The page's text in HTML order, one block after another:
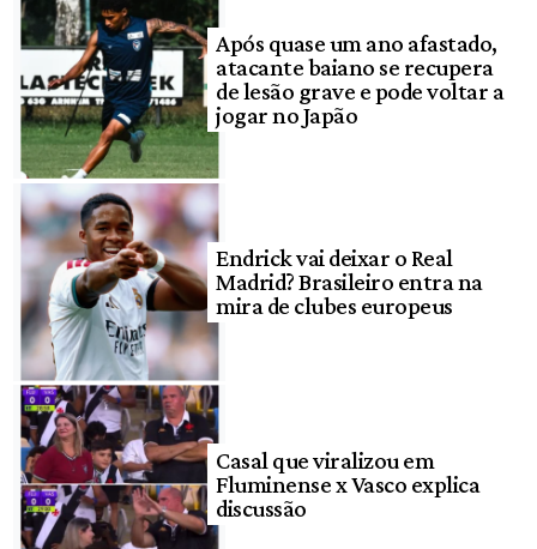
Após quase um ano afastado,
atacante baiano se recupera
de lesão grave e pode voltar a
jogar no Japão
Endrick vai deixar o Real
Madrid? Brasileiro entra na
mira de clubes europeus
Casal que viralizou em
Fluminense x Vasco explica
discussão